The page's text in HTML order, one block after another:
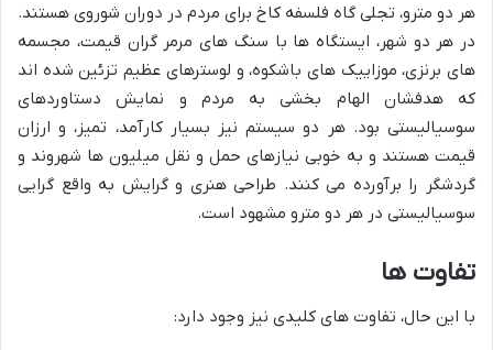
هر دو مترو، تجلی گاه فلسفه کاخ برای مردم در دوران شوروی هستند.
در هر دو شهر، ایستگاه ها با سنگ های مرمر گران قیمت، مجسمه
های برنزی، موزاییک های باشکوه، و لوسترهای عظیم تزئین شده اند
که هدفشان الهام بخشی به مردم و نمایش دستاوردهای
سوسیالیستی بود. هر دو سیستم نیز بسیار کارآمد، تمیز، و ارزان
قیمت هستند و به خوبی نیازهای حمل و نقل میلیون ها شهروند و
گردشگر را برآورده می کنند. طراحی هنری و گرایش به واقع گرایی
سوسیالیستی در هر دو مترو مشهود است.
تفاوت ها
با این حال، تفاوت های کلیدی نیز وجود دارد: